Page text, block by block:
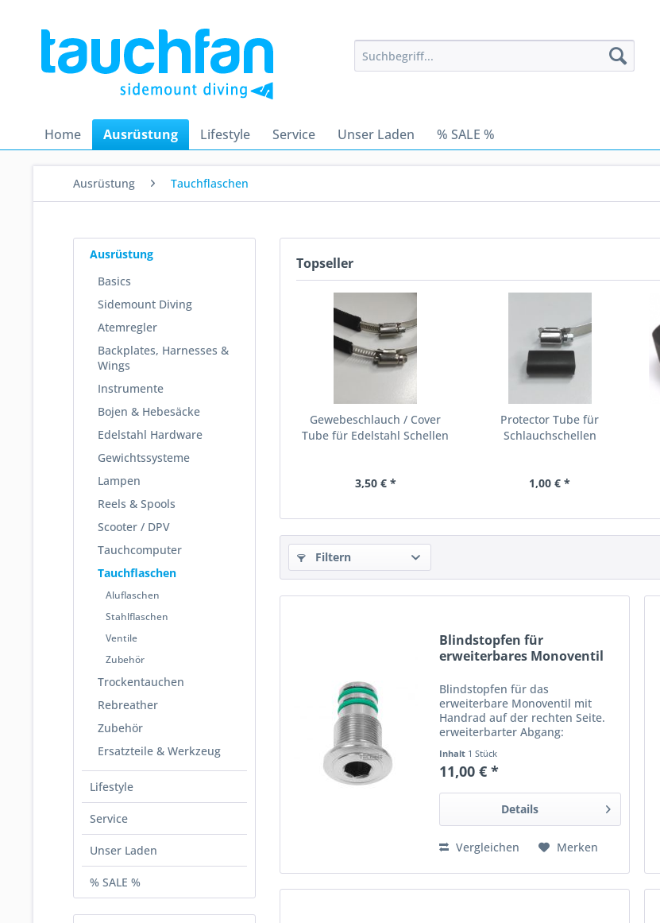
Home Ausrüstung Lifestyle Service Unser Laden % SALE %
Ausrüstung Tauchflaschen
Ausrüstung
Basics
Sidemount Diving
Atemregler
Backplates, Harnesses &
Wings
Instrumente
Bojen & Hebesäcke
Edelstahl Hardware
Gewichtssysteme
Lampen
Reels & Spools
Scooter / DPV
Tauchcomputer
Tauchflaschen
Aluflaschen
Stahlflaschen
Ventile
Zubehör
Trockentauchen
Rebreather
Zubehör
Ersatzteile & Werkzeug
Lifestyle
Service
Unser Laden
% SALE %
Topseller
Gewebeschlauch / Cover
Tube für Edelstahl Schellen
3,50 € *
Protector Tube für
Schlauchschellen
1,00 € *
Filtern
Blindstopfen für
erweiterbares Monoventil
Blindstopfen für das
erweiterbare Monoventil mit
Handrad auf der rechten Seite.
erweiterbarter Abgang:
kreisförmigen Markierung
("Rille") auf dem Blindstopfen
Abbildung ähnlich (Symbolbild)
Angaben gem. GPSR:...
Inhalt 1 Stück
11,00 € *
Details
Vergleichen Merken